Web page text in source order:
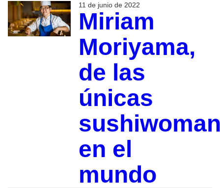
11 de junio de 2022
Miriam
Moriyama,
de las
únicas
en el
mundo